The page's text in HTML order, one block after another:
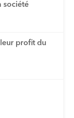
société
profit du